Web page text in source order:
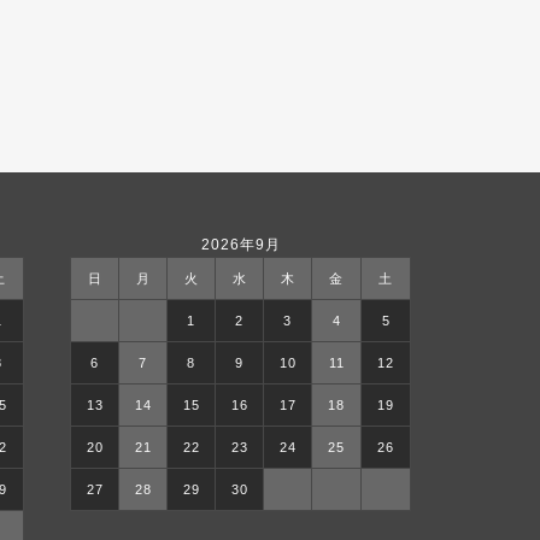
2026年9月
日 月 火 水 木 金 土
1 2 3 4 5
6 7 8 9 10 11 12
13 14 15 16 17 18 19
20 21 22 23 24 25 26
27 28 29 30